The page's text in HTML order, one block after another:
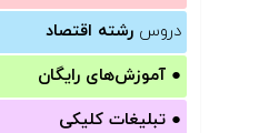
دروس رشته اقتصاد
● آموزش‌های رایگان
● تبلیغات کلیکی